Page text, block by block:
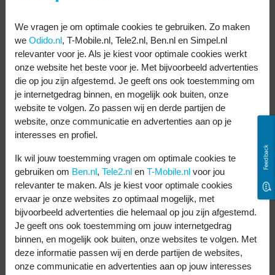
makkelijk in gebruik. De standaard versie is
gratis en de Pro versie kost € 43,99 per jaar.
7. Tezza
De Tezza app is de perfecte app als je graag
mooie effecten aan je foto’s toevoegt. Je
Van vintage effecten en minimalistische
effecten tot lichte en kleurrijke effecten.
Ook kan je ondertiteling toevoegen aan
video’s, je foto’s een ouderwetse uitstraling
geven en kleuren bewerken. Met de gratis
versie heb je de keuze uit enkele effecten.
Feedback
We vragen je om optimale cookies te gebruiken. Zo maken
we Odido.nl, T-Mobile.nl, Tele2.nl, Ben.nl en Simpel.nl
relevanter voor je. Als je kiest voor optimale cookies werkt
onze website het beste voor je. Met bijvoorbeeld advertenties
die op jou zijn afgestemd. Je geeft ons ook toestemming om
je internetgedrag binnen, en mogelijk ook buiten, onze
website te volgen. Zo passen wij en derde partijen de
website, onze communicatie en advertenties aan op je
interesses en profiel.
Ik wil jouw toestemming vragen om optimale cookies te
gebruiken om Ben.nl, Tele2.nl en T-Mobile.nl voor jou
relevanter te maken. Als je kiest voor optimale cookies
ervaar je onze websites zo optimaal mogelijk, met
bijvoorbeeld advertenties die helemaal op jou zijn afgestemd.
Je geeft ons ook toestemming om jouw internetgedrag
binnen, en mogelijk ook buiten, onze websites te volgen. Met
deze informatie passen wij en derde partijen de websites,
onze communicatie en advertenties aan op jouw interesses